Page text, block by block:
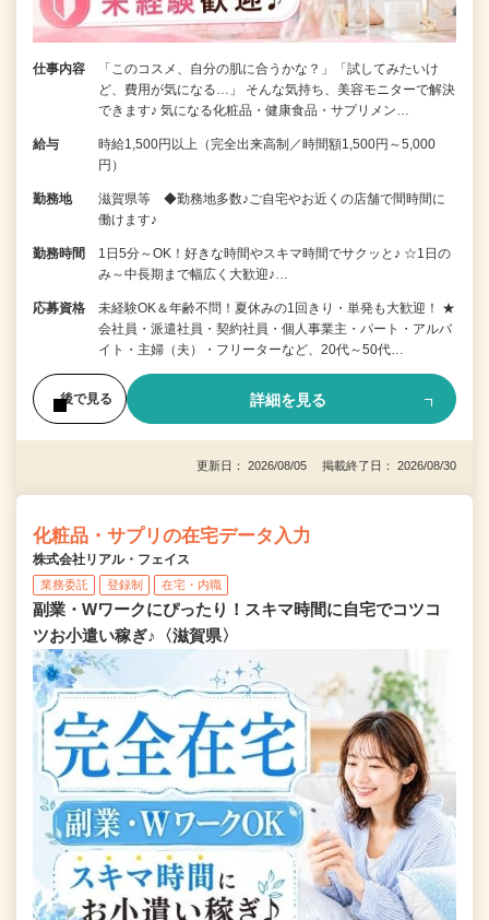
仕事内容
「このコスメ、自分の肌に合うかな？」「試してみたいけ
ど、費用が気になる…」 そんな気持ち、美容モニターで解決
できます♪ 気になる化粧品・健康食品・サプリメン…
給与
時給1,500円以上（完全出来高制／時間額1,500円～5,000
円）
勤務地
滋賀県等 ◆勤務地多数♪ご自宅やお近くの店舗で間時間に
働けます♪
勤務時間
1日5分～OK！好きな時間やスキマ時間でサクッと♪ ☆1日の
み～中長期まで幅広く大歓迎♪…
応募資格
未経験OK＆年齢不問！夏休みの1回きり・単発も大歓迎！ ★
会社員・派遣社員・契約社員・個人事業主・パート・アルバ
イト・主婦（夫）・フリーターなど、20代～50代…
後で見る 詳細を見る
更新日： 2026/08/05 掲載終了日： 2026/08/30
化粧品・サプリの在宅データ入力
株式会社リアル・フェイス
業務委託 登録制 在宅・内職
副業・Wワークにぴったり！スキマ時間に自宅でコツコ
ツお小遣い稼ぎ♪〈滋賀県〉